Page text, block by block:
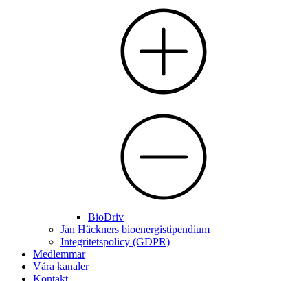
BioDriv
Jan Häckners bioenergistipendium
Integritetspolicy (GDPR)
Medlemmar
Våra kanaler
Kontakt